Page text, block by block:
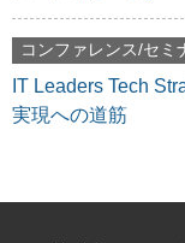
コンファレンス/セミ
IT Leaders Tech
実現への道筋